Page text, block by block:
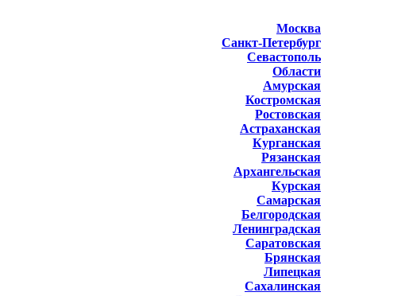
Москва
Санкт-Петербург
Севастополь
Области
Амурская
Костромская
Ростовская
Астраханская
Курганская
Рязанская
Архангельская
Курская
Самарская
Белгородская
Ленинградская
Саратовская
Брянская
Липецкая
Сахалинская